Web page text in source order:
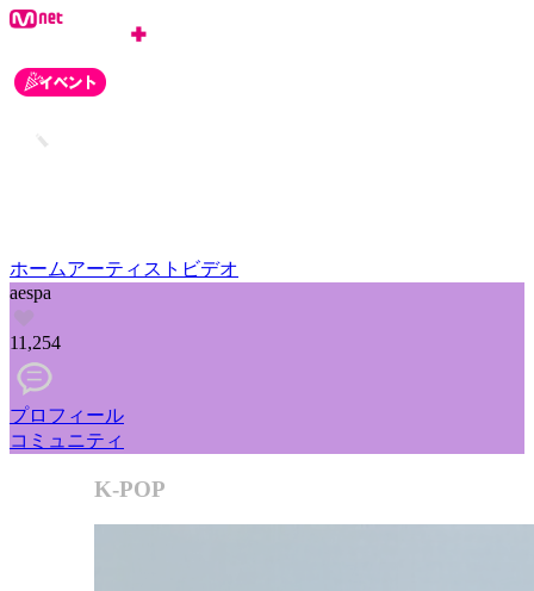
ホームアーティスト ビデオ
aespa
11,254
プロフィール
コミュニティ
K-POP